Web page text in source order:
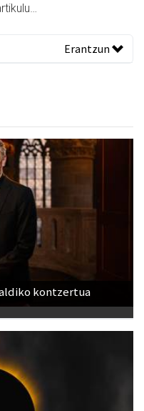
Erantzun
kontzertua